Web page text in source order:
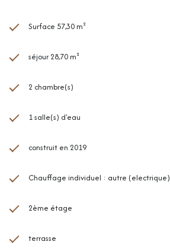
Surface 57,30 m²
séjour 28,70 m²
2 chambre(s)
1 salle(s) d'eau
construit en 2019
Chauffage individuel : autre (electrique)
2ème étage
terrasse